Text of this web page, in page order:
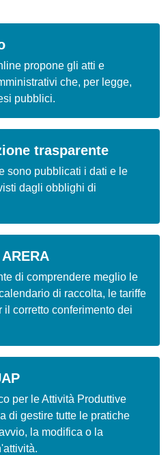
propone gli atti e
che, per legge,
pubblici.
trasparente
sono pubblicati i dati e le
dagli obblighi di
di comprendere meglio le
di raccolta, le tariffe
il corretto conferimento dei
per le Attività Produttive
di gestire tutte le pratiche
la modifica o la